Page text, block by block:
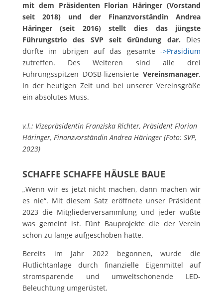
mit dem Präsidenten Florian Häringer (Vorstand
seit 2018) und der Finanzvorständin Andrea
Häringer (seit 2016) stellt dies das jüngste
Führungstrio des SVP seit Gründung dar. Dies
dürfte im übrigen auf das gesamte->Präsidium
zutreffen. Des Weiteren sind alle drei
Führungsspitzen DOSB-lizensierte Vereinsmanager.
In der heutigen Zeit und bei unserer Vereinsgröße
ein absolutes Muss.
v.l.: Vizepräsidentin Franziska Richter, Präsident Florian
Häringer, Finanzvorständin Andrea Häringer (Foto: SVP,
2023)
SCHAFFE SCHAFFE HÄUSLE BAUE
„Wenn wir es jetzt nicht machen, dann machen wir
es nie“. Mit diesem Satz eröffnete unser Präsident
2023 die Mitgliederversammlung und jeder wußte
was gemeint ist. Fünf Bauprojekte die der Verein
schon zu lange aufgeschoben hatte.
Bereits im Jahr 2022 begonnen, wurde die
Flutlichtanlage durch finanzielle Eigenmittel auf
stromsparende und umweltschonende LED-
Beleuchtung umgerüstet.